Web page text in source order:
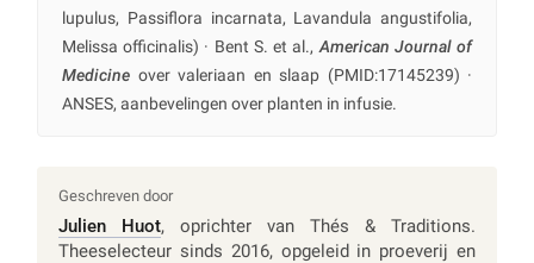
lupulus, Passiflora incarnata, Lavandula angustifolia,
Melissa officinalis) · Bent S. et al., American Journal of
Medicine over valeriaan en slaap (PMID:17145239) ·
ANSES, aanbevelingen over planten in infusie.
Geschreven door
Julien Huot, oprichter van Thés & Traditions.
Theeselecteur sinds 2016, opgeleid in proeverij en